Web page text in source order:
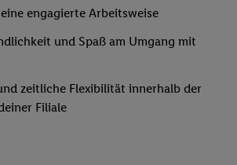
engagierte Arbeitsweise
und Spaß am Umgang mit
zeitliche Flexibilität innerhalb der
Filiale